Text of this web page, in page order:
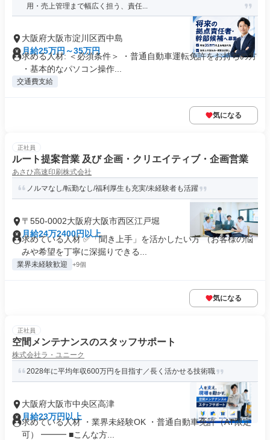
用・売上管理まで幅広く担う、責任...
大阪府大阪市淀川区西中島
月給25万円～35万円
求める人材: ＜必須条件＞ ・普通自動車運転免許をお持ちの方
・基本的なパソコン操作...
交通費支給
気になる
正社員
ルート提案営業 及び 企画・クリエイティブ・企画営業
あさひ高速印刷株式会社
ノルマなし/転勤なし/福利厚生も充実/未経験者も活躍
〒550-0002大阪府大阪市西区江戸堀
月給24万2400円以上
求めている人材 ✅「聞き上手」を活かしたい方 （お客様の悩
みや希望を丁寧に深掘りできる...
業界未経験歓迎 +9個
気になる
正社員
空間メンテナンスのスタッフサポート
株式会社ラ・ユニーク
2028年に平均年収600万円を目指す／長く活かせる技術職
大阪府大阪市中央区高津
月給23万円以上
求めている人材 ・業界未経験OK ・普通自動車免許（AT限定
可） ━━━ ■こんな方...